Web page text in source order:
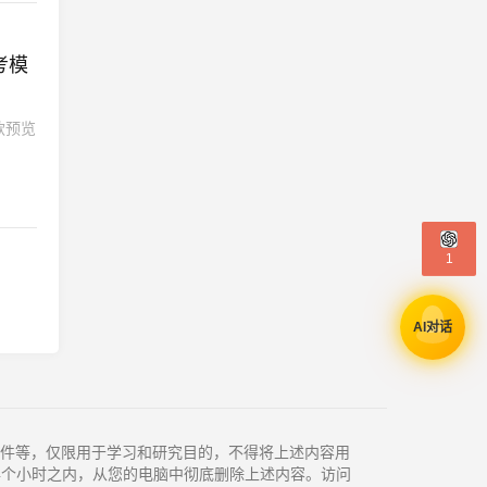
模
预览
等，仅限用于学习和研究目的，不得将上述内容用
小时之内，从您的电脑中彻底删除上述内容。访问
1
AI对话